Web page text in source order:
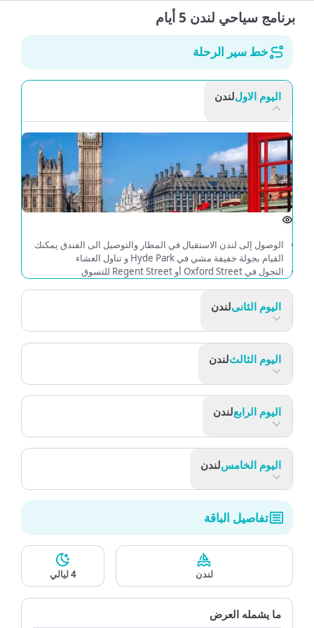
برنامج سياحي لندن 5 أيام
خط سير الرحلة
اليوم الاوللندن
الوصول إلى لندن الاستقبال في المطار والتوصيل الى الفندق يمكنك
القيام بجولة خفيفة مشي في Hyde Park و تناول العشاء
اليوم الثانى
اليوم الثالث
اليوم الرابعلندن
اليوم الخامسلندن
تفاصيل الباقة